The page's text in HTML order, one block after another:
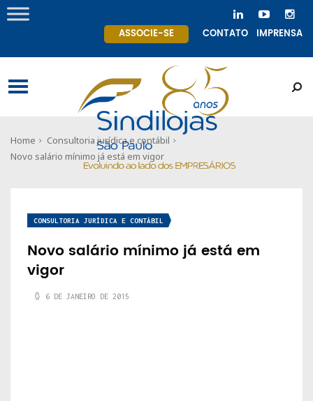
ASSOCIE-SE CONTATO IMPRENSA
Home
Consultoria jurídica e contábil
Novo salário mínimo já está em vigor
CONSULTORIA JURÍDICA E CONTÁBIL
Novo salário mínimo já está em
vigor
6 DE JANEIRO DE 2015